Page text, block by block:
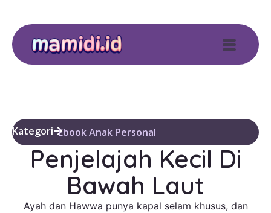
Kategori Ebook Anak Personal
Penjelajah Kecil Di
Bawah Laut
Ayah dan Hawwa punya kapal selam khusus, dan